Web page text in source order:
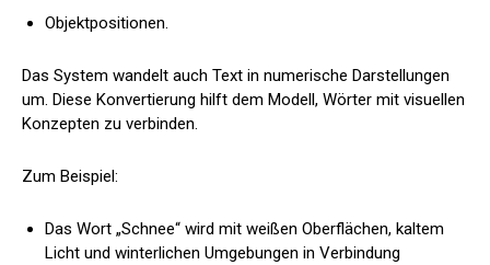
Objektpositionen.
Das System wandelt auch Text in numerische Darstellungen
um. Diese Konvertierung hilft dem Modell, Wörter mit visuellen
Konzepten zu verbinden.
Zum Beispiel:
Das Wort „Schnee“ wird mit weißen Oberflächen, kaltem
Licht und winterlichen Umgebungen in Verbindung